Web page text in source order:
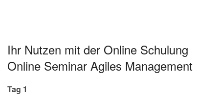
Ihr Nutzen mit der Online Schulung
Online Seminar Agiles Management
Tag 1